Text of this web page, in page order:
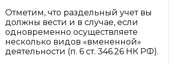
Отметим, что раздельный учет вы
должны вести и в случае, если
одновременно осуществляете
несколько видов «вмененной»
деятельности (п. 6 ст. 346.26 НК РФ).